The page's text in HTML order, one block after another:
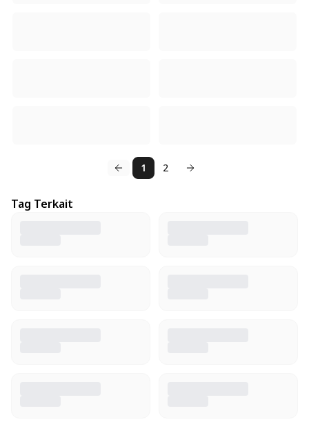
1 2
Tag Terkait